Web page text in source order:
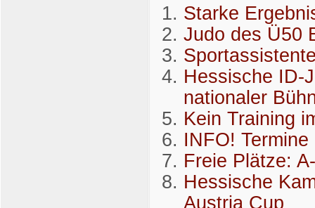
Starke
Judo des Ü50
Hessische ID-
nationaler
Kein Training
INFO!
Freie Plätze:
Hessische
Austria Cup